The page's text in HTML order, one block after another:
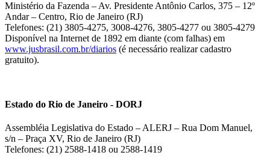
Ministério da Fazenda – Av. Presidente Antônio Carlos, 375 – 12º
Andar – Centro, Rio de Janeiro (RJ)
Telefones: (21) 3805-4275, 3008-4276, 3805-4277 ou 3805-4279
Disponível na Internet de 1892 em diante (com falhas) em
www.jusbrasil.com.br/diarios (é necessário realizar cadastro
gratuito).
Estado do Rio de Janeiro - DORJ
Assembléia Legislativa do Estado – ALERJ – Rua Dom Manuel,
s/n – Praça XV, Rio de Janeiro (RJ)
Telefones: (21) 2588-1418 ou 2588-1419